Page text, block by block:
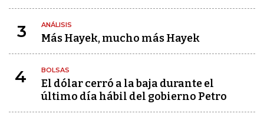
3 ANÁLISIS
Más Hayek, mucho más Hayek
4 BOLSAS
El dólar cerró a la baja durante el
último día hábil del gobierno Petro